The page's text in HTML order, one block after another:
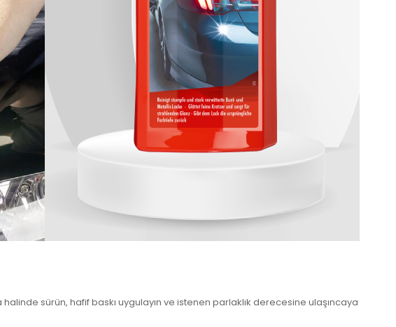
sürün, hafif baskı uygulayın ve istenen parlaklık derecesine ulaşıncaya